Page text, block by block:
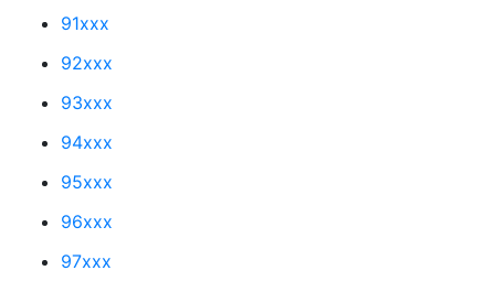
91xxx
92xxx
93xxx
94xxx
95xxx
96xxx
97xxx